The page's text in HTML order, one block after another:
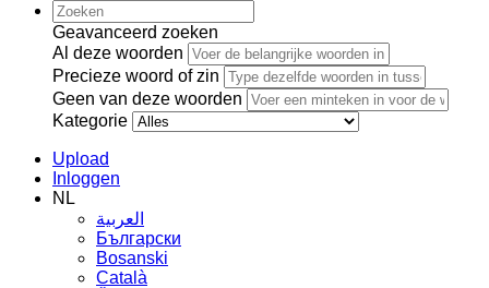
Geavanceerd zoeken
Al deze woorden
Precieze woord of zin
Geen van deze woorden
Kategorie
Upload
Inloggen
NL
العربية
Български
Bosanski
Сatalà